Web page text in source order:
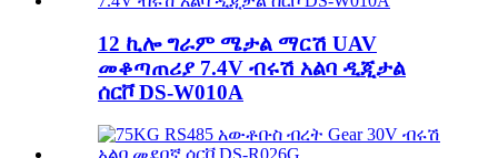
12 ኪሎ ግራም ሜታል ማርሽ UAV
መቆጣጠሪያ 7.4V ብሩሽ አልባ ዲጂታል
ሰርቮ DS-W010A